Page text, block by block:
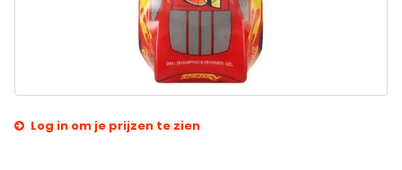
Log in om je prijzen te zien